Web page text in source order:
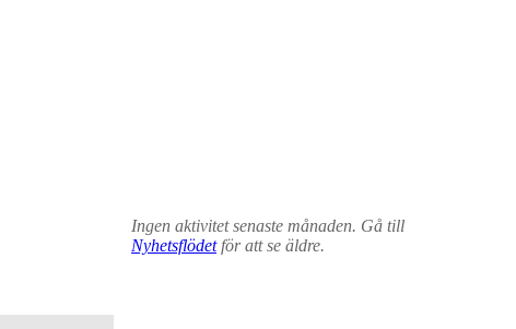
Ingen aktivitet senaste månaden. Gå till
Nyhetsflödetför att se äldre.